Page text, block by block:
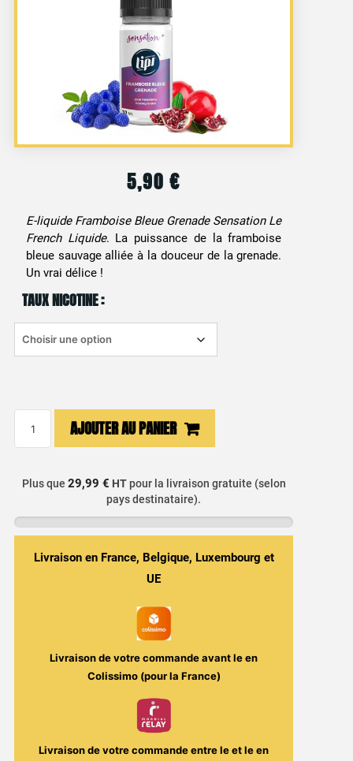
5,90€
E-liquide Framboise Bleue Grenade Sensation Le
French Liquide. La puissance de la framboise
bleue sauvage alliée à la douceur de la grenade.
Un vrai délice !
TAUX NICOTINE :
liquide
Bleue
Grenade
Sensation
AJOUTER AU PANIER
Plus que 29,99 € HTpour la livraison gratuite (selon
pays destinataire).
Livraison en France, Belgique, Luxembourg et
UE
Livraison de votre commande avant leen
Colissimo (pour la France)
Livraison de votre commande entre leet leen